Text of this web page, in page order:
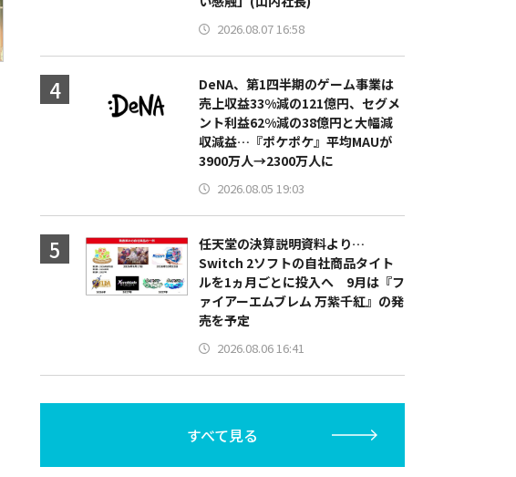
2026.08.07 16:58
DeNA、第1四半期のゲーム事業は
売上収益33%減の121億円、セグメ
ント利益62%減の38億円と大幅減
収減益…『ポケポケ』平均MAUが
3900万人→2300万人に
2026.08.05 19:03
任天堂の決算説明資料より…
Switch 2ソフトの自社商品タイト
ルを1ヵ月ごとに投入へ 9月は『フ
ァイアーエムブレム 万紫千紅』の発
売を予定
2026.08.06 16:41
すべて見る